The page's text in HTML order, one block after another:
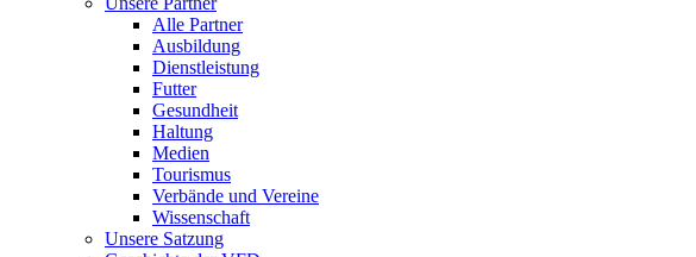
Alle Partner
Ausbildung
Dienstleistung
Futter
Gesundheit
Haltung
Medien
Tourismus
Verbände und Vereine
Wissenschaft
Unsere Satzung